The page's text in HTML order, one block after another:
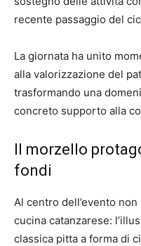
recente passaggio del
La giornata ha unito
alla valorizzazione del
trasformando una
concreto supporto alla
Il morzello
fondi
Al centro dell’evento
cucina catanzarese:
classica pitta a forma di